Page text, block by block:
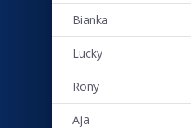
Bianka
Lucky
Rony
Aja